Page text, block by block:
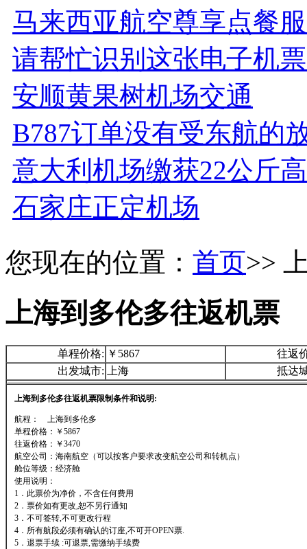
马来西亚航空尊享点餐
请帮忙识别这张电子机
安顺黄果树机场交通
B787订单没有受东航的
意大利机场缴获22公斤
石家庄正定机场
您现在的位置： 首页>>
上海到多伦多往返机票
单程价格: ￥5867
往返
出发城市:
上海 抵达
上海到多伦多往返机票限制条件和说明:
航程： 上海到多伦多
单程价格：￥5867
往返价格：￥3470
航空公司：海南航空（可以按客户要求改变航空公司和转机点）
舱位等级：经济舱
使用说明：
1．此票价为净价，不含任何费用
2．票价如有更改,恕不另行通知
3．不可签转,不可更改行程
4．所有航段必须有确认的订座,不可开OPEN票.
5．退票手续 :可退票,需缴纳手续费